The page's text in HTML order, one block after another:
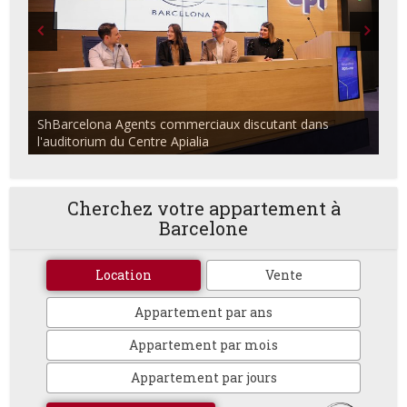
ShBarcelona Agents commerciaux discutant dans
l'auditorium du Centre Apialia
Cherchez votre appartement à
Barcelone
Location Vente
Appartement par ans
Appartement par mois
Appartement par jours